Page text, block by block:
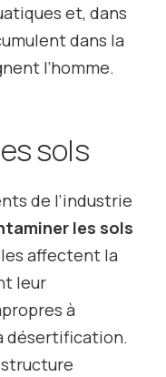
et, dans
dans la
l’homme.
sols
de l’industrie
les sols
affectent la
leur
à
désertification.
structure